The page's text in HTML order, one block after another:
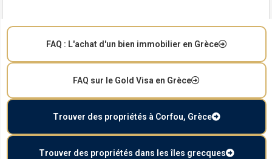
FAQ : L'achat d'un bien immobilier en Grèce
FAQ sur le Gold Visa en Grèce
Trouver des propriétés à Corfou, Grèce
Trouver des propriétés dans les îles grecques